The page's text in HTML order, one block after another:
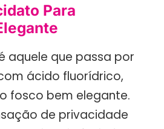
Para
aquele que passa por
ácido fluorídrico,
fosco bem elegante.
de privacidade